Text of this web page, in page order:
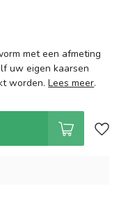
met een afmeting
uw eigen kaarsen
worden.Lees meer.